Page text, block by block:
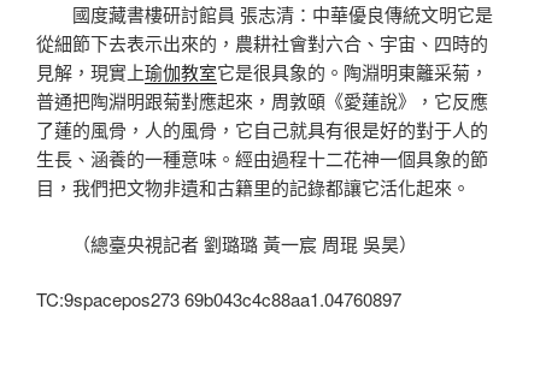
國度藏書樓研討館員 張志清：中華優良傳統文明它是
從細節下去表示出來的，農耕社會對六合、宇宙、四時的
見解，現實上瑜伽教室它是很具象的。陶淵明東籬采菊，
普通把陶淵明跟菊對應起來，周敦頤《愛蓮說》，它反應
了蓮的風骨，人的風骨，它自己就具有很是好的對于人的
生長、涵養的一種意味。經由過程十二花神一個具象的節
目，我們把文物非遺和古籍里的記錄都讓它活化起來。
（總臺央視記者 劉璐璐 黃一宸 周琨 吳昊）
TC:9spacepos273 69b043c4c88aa1.04760897